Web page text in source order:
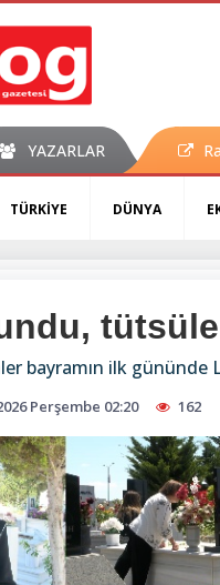
YAZARLAR
TÜRKİYE DÜNYA
bayramın ilk
Perşembe 02:20 162